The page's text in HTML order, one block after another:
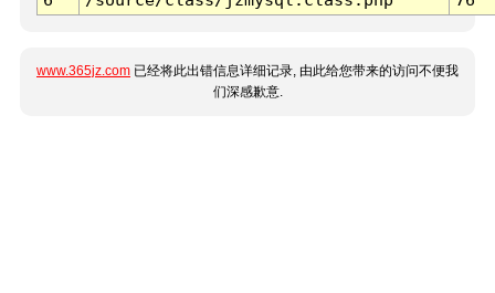
www.365jz.com 已经将此出错信息详细记录, 由此给您带来的访问不便我
们深感歉意.